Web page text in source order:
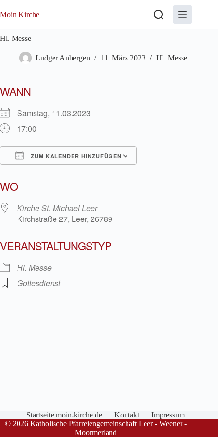
Inhalt
Moin Kirche
Hl. Messe
Ludger Anbergen 11. März 2023 Hl. Messe
WANN
Samstag, 11.03.2023
17:00
ZUM KALENDER HINZUFÜGEN
WO
Kirche St. Michael Leer
Kirchstraße 27, Leer, 26789
VERANSTALTUNGSTYP
Hl. Messe
Gottesdienst
Startseite moin-kirche.de Kontakt
Impressum
© 2026 Katholische Pfarreiengemeinschaft Leer - Weener -
Moormerland